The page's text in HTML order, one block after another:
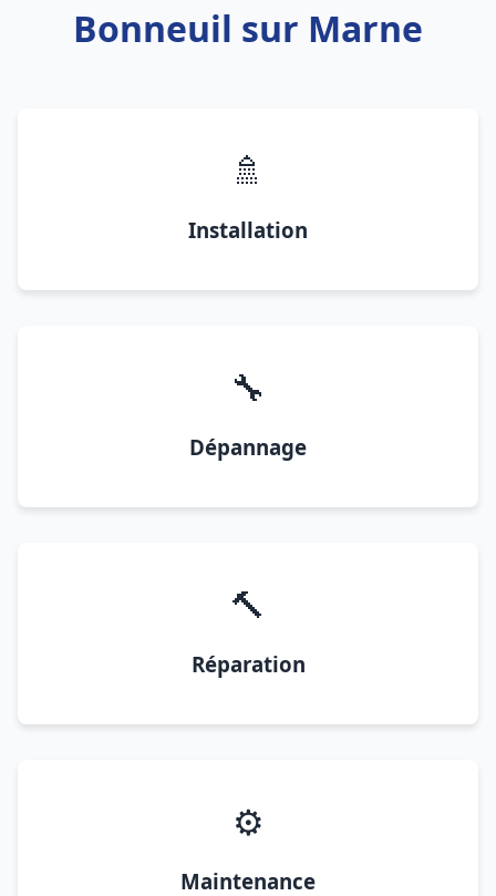
Bonneuil sur Marne
🚿
Installation
🔧
Dépannage
🔨
Réparation
⚙️
Maintenance